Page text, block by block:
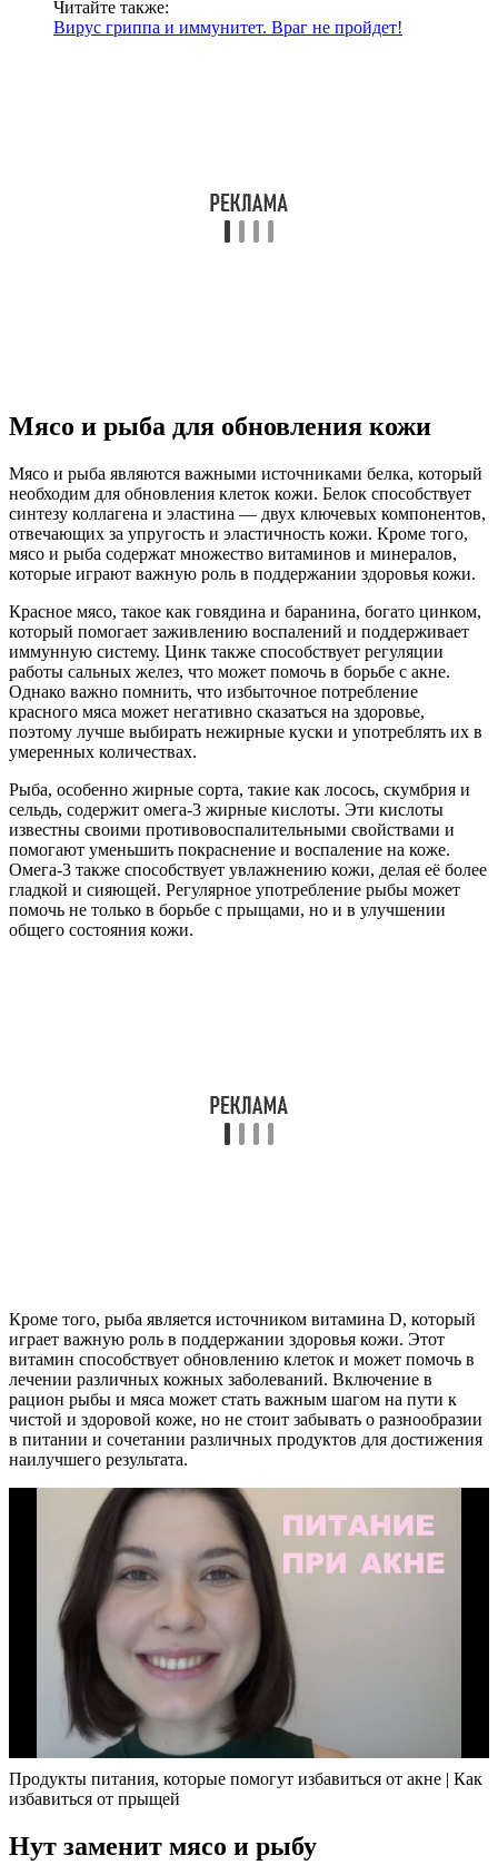
Читайте также:
Вирус гриппа и иммунитет. Враг не пройдет!
Мясо и рыба для обновления кожи
Мясо и рыба являются важными источниками белка, который
необходим для обновления клеток кожи. Белок способствует
синтезу коллагена и эластина — двух ключевых компонентов,
отвечающих за упругость и эластичность кожи. Кроме того,
мясо и рыба содержат множество витаминов и минералов,
которые играют важную роль в поддержании здоровья кожи.
Красное мясо, такое как говядина и баранина, богато цинком,
который помогает заживлению воспалений и поддерживает
иммунную систему. Цинк также способствует регуляции
работы сальных желез, что может помочь в борьбе с акне.
Однако важно помнить, что избыточное потребление
красного мяса может негативно сказаться на здоровье,
поэтому лучше выбирать нежирные куски и употреблять их в
умеренных количествах.
Рыба, особенно жирные сорта, такие как лосось, скумбрия и
сельдь, содержит омега-3 жирные кислоты. Эти кислоты
известны своими противовоспалительными свойствами и
помогают уменьшить покраснение и воспаление на коже.
Омега-3 также способствует увлажнению кожи, делая её более
гладкой и сияющей. Регулярное употребление рыбы может
помочь не только в борьбе с прыщами, но и в улучшении
общего состояния кожи.
Кроме того, рыба является источником витамина D, который
играет важную роль в поддержании здоровья кожи. Этот
витамин способствует обновлению клеток и может помочь в
лечении различных кожных заболеваний. Включение в
рацион рыбы и мяса может стать важным шагом на пути к
чистой и здоровой коже, но не стоит забывать о разнообразии
в питании и сочетании различных продуктов для достижения
наилучшего результата.
Продукты питания, которые помогут избавиться от акне | Как
избавиться от прыщей
Нут заменит мясо и рыбу